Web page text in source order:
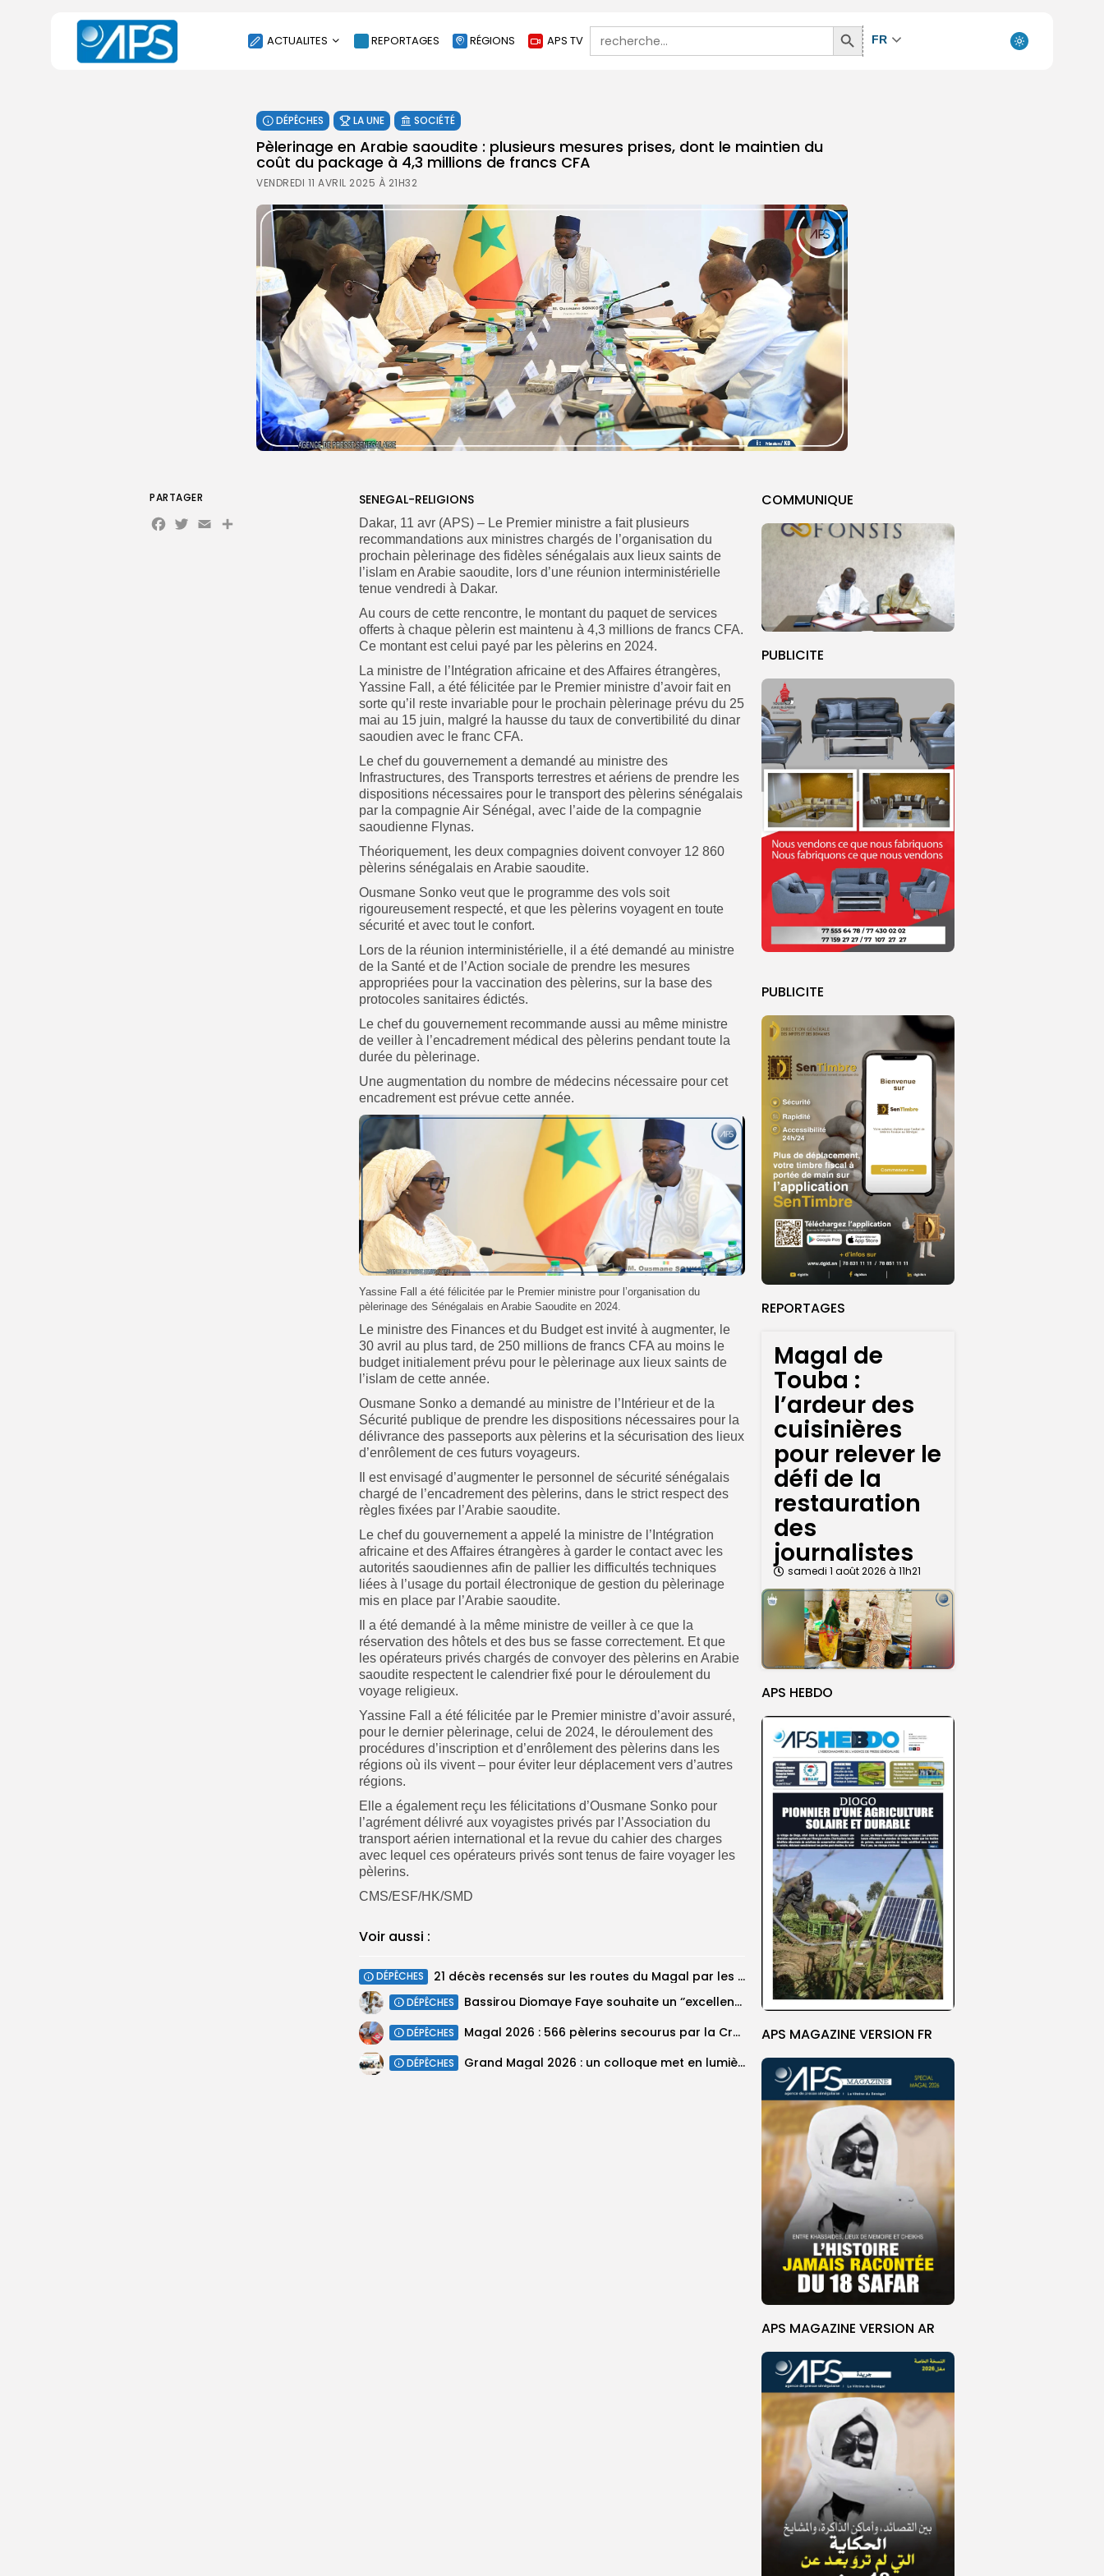
ACTUALITES
SOCIÉTÉ
ÉCONOMIE
CULTURE
ENVIRONNEMENT
INTERNATIONAL
AGENDA
SANTE
REPORTAGES RÉGIONS APS TV
Search
for:
Search
Button
FR
DÉPÊCHES LA UNE SOCIÉTÉ
Pèlerinage en Arabie saoudite : plusieurs mesures prises, dont le maintien du
coût du package à 4,3 millions de francs CFA
VENDREDI 11 AVRIL 2025 À 21H32
COMMUNIQUE
PUBLICITE
PUBLICITE
REPORTAGES
Magal de
Touba :
l’ardeur des
cuisinières
pour relever le
défi de la
restauration
des
journalistes
samedi 1 août 2026 à 11h21
APS HEBDO
APS MAGAZINE VERSION FR
APS MAGAZINE VERSION AR
SENEGAL-RELIGIONS
Dakar, 11 avr (APS) – Le Premier ministre a fait plusieurs
recommandations aux ministres chargés de l’organisation du
prochain pèlerinage des fidèles sénégalais aux lieux saints de
l’islam en Arabie saoudite, lors d’une réunion interministérielle
tenue vendredi à Dakar.
Au cours de cette rencontre, le montant du paquet de services
offerts à chaque pèlerin est maintenu à 4,3 millions de francs CFA.
Ce montant est celui payé par les pèlerins en 2024.
La ministre de l’Intégration africaine et des Affaires étrangères,
Yassine Fall, a été félicitée par le Premier ministre d’avoir fait en
sorte qu’il reste invariable pour le prochain pèlerinage prévu du 25
mai au 15 juin, malgré la hausse du taux de convertibilité du dinar
saoudien avec le franc CFA.
Le chef du gouvernement a demandé au ministre des
Infrastructures, des Transports terrestres et aériens de prendre les
dispositions nécessaires pour le transport des pèlerins sénégalais
par la compagnie Air Sénégal, avec l’aide de la compagnie
saoudienne Flynas.
Théoriquement, les deux compagnies doivent convoyer 12 860
pèlerins sénégalais en Arabie saoudite.
Ousmane Sonko veut que le programme des vols soit
rigoureusement respecté, et que les pèlerins voyagent en toute
sécurité et avec tout le confort.
Lors de la réunion interministérielle, il a été demandé au ministre
de la Santé et de l’Action sociale de prendre les mesures
appropriées pour la vaccination des pèlerins, sur la base des
protocoles sanitaires édictés.
Le chef du gouvernement recommande aussi au même ministre
de veiller à l’encadrement médical des pèlerins pendant toute la
durée du pèlerinage.
Une augmentation du nombre de médecins nécessaire pour cet
encadrement est prévue cette année.
Yassine Fall a été félicitée par le Premier ministre pour l’organisation du
pèlerinage des Sénégalais en Arabie Saoudite en 2024.
Le ministre des Finances et du Budget est invité à augmenter, le
30 avril au plus tard, de 250 millions de francs CFA au moins le
budget initialement prévu pour le pèlerinage aux lieux saints de
l’islam de cette année.
Ousmane Sonko a demandé au ministre de l’Intérieur et de la
Sécurité publique de prendre les dispositions nécessaires pour la
délivrance des passeports aux pèlerins et la sécurisation des lieux
d’enrôlement de ces futurs voyageurs.
Il est envisagé d’augmenter le personnel de sécurité sénégalais
chargé de l’encadrement des pèlerins, dans le strict respect des
règles fixées par l’Arabie saoudite.
Le chef du gouvernement a appelé la ministre de l’Intégration
africaine et des Affaires étrangères à garder le contact avec les
autorités saoudiennes afin de pallier les difficultés techniques
liées à l’usage du portail électronique de gestion du pèlerinage
mis en place par l’Arabie saoudite.
Il a été demandé à la même ministre de veiller à ce que la
réservation des hôtels et des bus se fasse correctement. Et que
les opérateurs privés chargés de convoyer des pèlerins en Arabie
saoudite respectent le calendrier fixé pour le déroulement du
voyage religieux.
Yassine Fall a été félicitée par le Premier ministre d’avoir assuré,
pour le dernier pèlerinage, celui de 2024, le déroulement des
procédures d’inscription et d’enrôlement des pèlerins dans les
régions où ils vivent – pour éviter leur déplacement vers d’autres
régions.
Elle a également reçu les félicitations d’Ousmane Sonko pour
l’agrément délivré aux voyagistes privés par l’Association du
transport aérien international et la revue du cahier des charges
avec lequel ces opérateurs privés sont tenus de faire voyager les
pèlerins.
CMS/ESF/HK/SMD
Voir aussi :
DÉPÊCHES 21 décès recensés sur les routes du Magal par les sapeurs-pompiers
DÉPÊCHES Bassirou Diomaye Faye souhaite un ‘’excellent Magal’’ aux fidèles
DÉPÊCHES Magal 2026 : 566 pèlerins secourus par la Croix-Rouge sénégalaise
DÉPÊCHES Grand Magal 2026 : un colloque met en lumière la portée universelle...
PARTAGER
Facebook
Twitter
Email